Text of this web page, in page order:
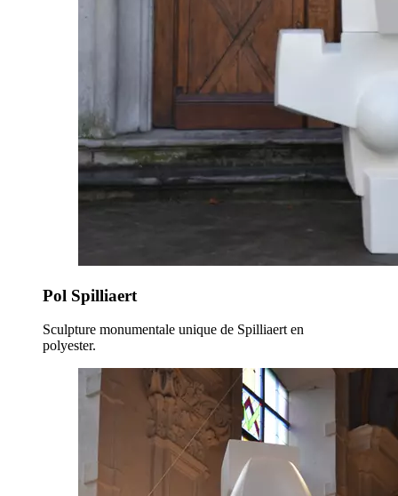
Pol Spilliaert
Sculpture monumentale unique de Spilliaert en
polyester.